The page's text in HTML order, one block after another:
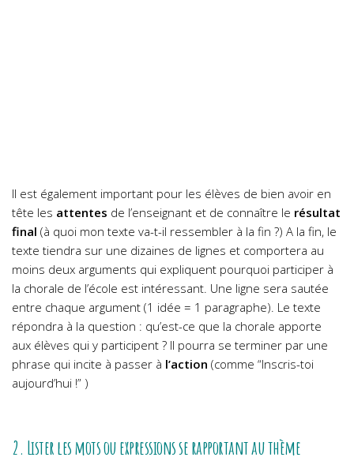
Il est également important pour les élèves de bien avoir en
tête les attentes de l’enseignant et de connaître le résultat
final (à quoi mon texte va-t-il ressembler à la fin ?) A la fin, le
texte tiendra sur une dizaines de lignes et comportera au
moins deux arguments qui expliquent pourquoi participer à
la chorale de l’école est intéressant. Une ligne sera sautée
entre chaque argument (1 idée = 1 paragraphe). Le texte
répondra à la question : qu’est-ce que la chorale apporte
aux élèves qui y participent ? Il pourra se terminer par une
phrase qui incite à passer à l’action (comme “Inscris-toi
aujourd’hui !” )
2. Lister les mots ou expressions se rapportant au thème